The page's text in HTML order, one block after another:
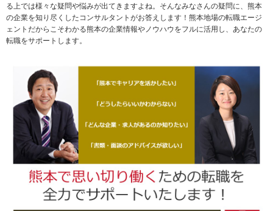
る上では様々な疑問や悩みが出てきますよね。そんなみなさんの疑問に、熊本
の企業を知り尽くしたコンサルタントがお答えします！熊本地場の転職エージ
ェントだからこそわかる熊本の企業情報やノウハウをフルに活用し、あなたの
転職をサポートします。